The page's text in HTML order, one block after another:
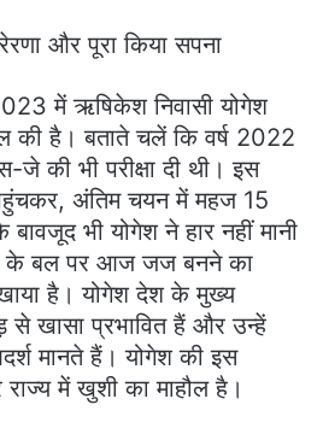
और पूरा किया सपना
में ऋषिकेश निवासी योगेश
की है। बताते चलें कि वर्ष 2022
जे की भी परीक्षा दी थी। इस
अंतिम चयन में महज 15
भी योगेश ने हार नहीं मानी
के बल पर आज जज बनने का
है। योगेश देश के मुख्य
से खासा प्रभावित हैं और उन्हें
मानते हैं। योगेश की इस
में खुशी का माहौल है।